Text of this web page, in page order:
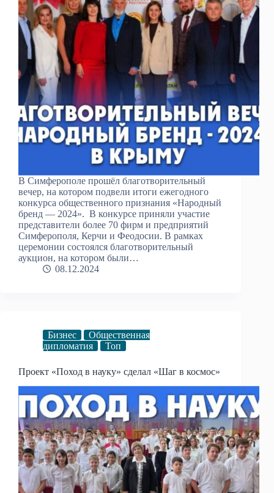
В Симферополе прошёл благотворительный
вечер, на котором подвели итоги ежегодного
конкурса общественного признания «Народный
бренд — 2024». В конкурсе приняли участие
представители более 70 фирм и предприятий
Симферополя, Керчи и Феодосии. В рамках
церемонии состоялся благотворительный
аукцион, на котором были…
08.12.2024
Бизнес
Общественная
дипломатия
Топ
Проект «Поход в науку» сделал «Шаг в космос»